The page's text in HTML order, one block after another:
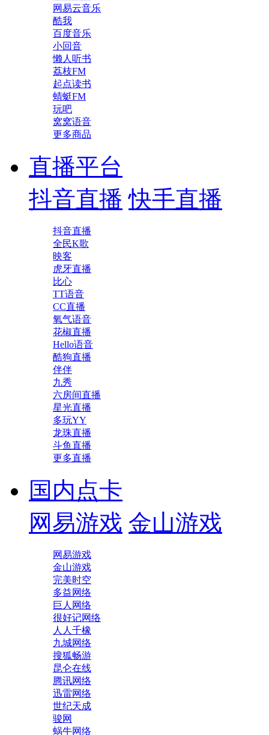
网易云音乐
酷我
百度音乐
小回音
懒人听书
荔枝FM
起点读书
蜻蜓FM
玩吧
窝窝语音
更多商品
直播平台
抖音直播 快手直播
抖音直播
全民K歌
映客
虎牙直播
比心
TT语音
CC直播
氧气语音
花椒直播
Hello语音
酷狗直播
伴伴
九秀
六房间直播
星光直播
多玩YY
龙珠直播
斗鱼直播
更多直播
国内点卡
网易游戏 金山游戏
网易游戏
金山游戏
完美时空
多益网络
巨人网络
很好记网络
人人千橡
九城网络
搜狐畅游
昆仑在线
腾讯网络
迅雷网络
世纪天成
骏网
蜗牛网络